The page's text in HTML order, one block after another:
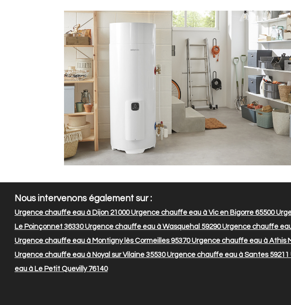
Nous intervenons également sur :
Urgence chauffe eau à Dijon 21000Urgence chauffe eau à Vic en Bigorre 65500
Le Poinçonnet 36330Urgence chauffe eau à Wasquehal 59290Urgence chauffe
Urgence chauffe eau à Montigny lès Cormeilles 95370Urgence chauffe eau à Athis
Urgence chauffe eau à Noyal sur Vilaine 35530Urgence chauffe eau à Santes 59211
eau à Le Petit Quevilly 76140